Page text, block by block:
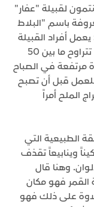
لقبيلة "عفار"
باسم "البلاط
أفراد القبيلة
تحت ظروف قاسية جداً حيث درجة الحرارة تتراوح ما بين 50
مرتفعة في الصباح
للعمل قبل أن تصبح
الملح أمراً
الطبيعية التي
وينابيعاً تقذف
وهنا قال
القمر فهو مكان
على ذلك فهو